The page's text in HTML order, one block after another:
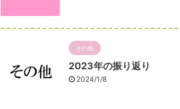
その他
2023年の振り返り
2024/1/8